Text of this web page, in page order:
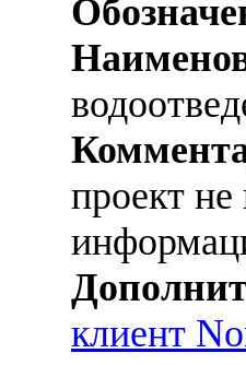
проект
клиент